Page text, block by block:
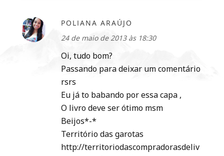
POLIANA ARAÚJO
24 de maio de 2013 às 18:30
Oi, tudo bom?
Passando para deixar um comentário
rsrs
Eu já to babando por essa capa ,
O livro deve ser ótimo msm
Beijos*-*
Território das garotas
http://territoriodascompradorasdeliv